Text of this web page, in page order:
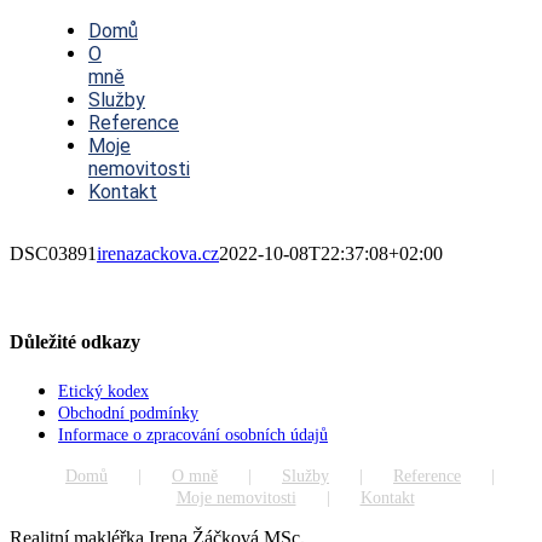
NavigationDomů
O
mně
Služby
Reference
Moje
nemovitosti
Kontakt
DSC03891irenazackova.cz2022-10-08T22:37:08+02:00
Důležité odkazy
Etický kodex
Obchodní podmínky
Informace o zpracování osobních údajů
Domů O mně Služby
Reference
Moje nemovitosti
Kontakt
Realitní makléřka Irena Žáčková MSc.